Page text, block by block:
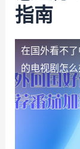
指南
在国外看不
的电视剧怎